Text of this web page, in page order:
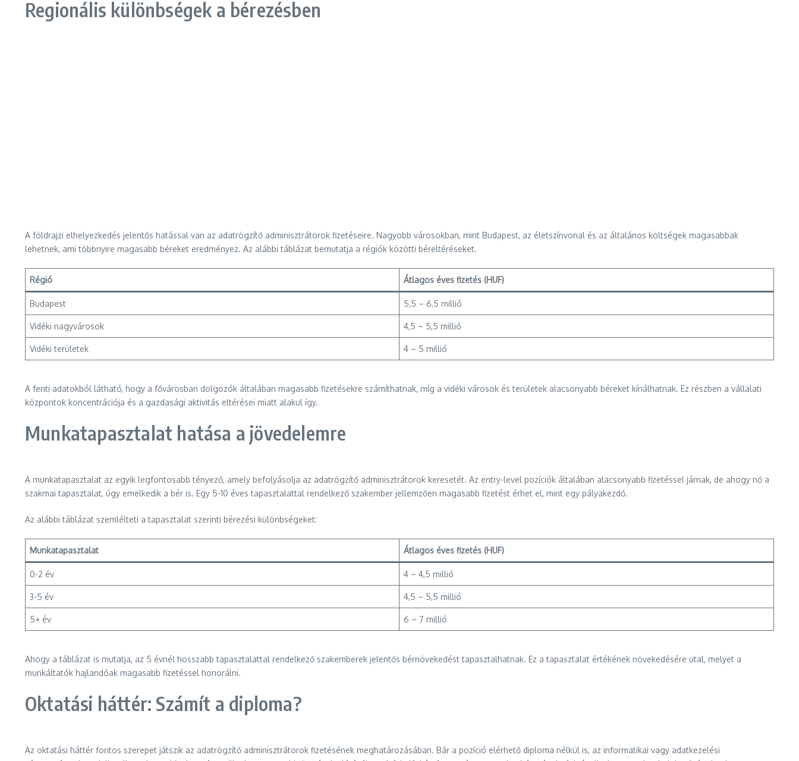
Regionális különbségek a bérezésben
A földrajzi elhelyezkedés jelentős hatással van az adatrögzítő adminisztrátorok fizetéseire. Nagyobb városokban, mint Budapest, az életszínvonal és az általános költségek magasabbak
lehetnek, ami többnyire magasabb béreket eredményez. Az alábbi táblázat bemutatja a régiók közötti béreltéréseket.
Régió Átlagos éves fizetés (HUF)
Budapest 5,5 – 6,5 millió
Vidéki nagyvárosok 4,5 – 5,5 millió
Vidéki területek 4 – 5 millió
A fenti adatokból látható, hogy a fővárosban dolgozók általában magasabb fizetésekre számíthatnak, míg a vidéki városok és területek alacsonyabb béreket kínálhatnak. Ez részben a vállalati
központok koncentrációja és a gazdasági aktivitás eltérései miatt alakul így.
Munkatapasztalat hatása a jövedelemre
A munkatapasztalat az egyik legfontosabb tényező, amely befolyásolja az adatrögzítő adminisztrátorok keresetét. Az entry-level pozíciók általában alacsonyabb fizetéssel járnak, de ahogy nő a
szakmai tapasztalat, úgy emelkedik a bér is. Egy 5-10 éves tapasztalattal rendelkező szakember jellemzően magasabb fizetést érhet el, mint egy pályakezdő.
Az alábbi táblázat szemlélteti a tapasztalat szerinti bérezési különbségeket:
Munkatapasztalat Átlagos éves fizetés (HUF)
0-2 év 4 – 4,5 millió
3-5 év 4,5 – 5,5 millió
5+ év 6 – 7 millió
Ahogy a táblázat is mutatja, az 5 évnél hosszabb tapasztalattal rendelkező szakemberek jelentős bérnövekedést tapasztalhatnak. Ez a tapasztalat értékének növekedésére utal, melyet a
munkáltatók hajlandóak magasabb fizetéssel honorálni.
Oktatási háttér: Számít a diploma?
Az oktatási háttér fontos szerepet játszik az adatrögzítő adminisztrátorok fizetésének meghatározásában. Bár a pozíció elérhető diploma nélkül is, az informatikai vagy adatkezelési